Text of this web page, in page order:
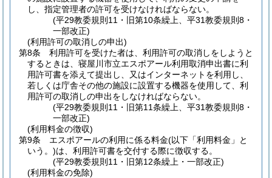
し、指定管理者の許可を受けなければならない。
(平29教委規則11・旧第10条繰上、平31教委規則8・
一部改正)
(利用許可の取消しの申出)
第8条
利用許可を受けた者は、利用許可の取消しをしようと
するときは、寝屋川市立エスポアール利用取消申出書に利
用許可書を添えて提出し、又はインターネットを利用し、
若しくは庁舎その他の施設に設置する機器を使用して、利
用許可の取消しの申出をしなければならない。
(平29教委規則11・旧第11条繰上、平31教委規則8・
一部改正)
(利用料金の徴収)
第9条
エスポアールの利用に係る料金(以下「利用料金」と
いう。)は、利用許可書を交付する際に徴収する。
(平29教委規則11・旧第12条繰上・一部改正)
(利用料金の免除)